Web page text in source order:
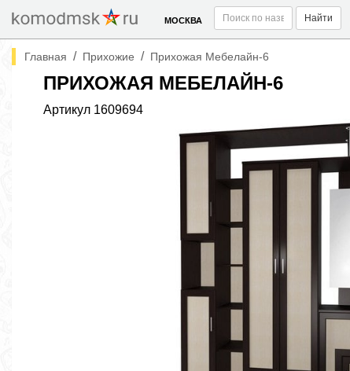
МОСКВА Найти
Главная / Прихожие / Прихожая Мебелайн-6
ПРИХОЖАЯ МЕБЕЛАЙН-6
Артикул 1609694